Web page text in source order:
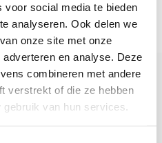
voor social media te bieden
analyseren. Ook delen we
onze site met onze
en analyse. Deze
combineren met andere
verstrekt of die ze hebben
van hun services.